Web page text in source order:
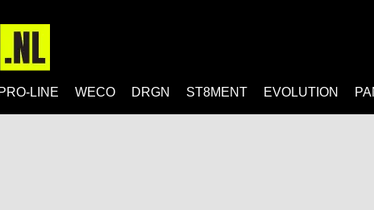
PRO-LINE WECO DRGN ST8MENT EVOLUTION